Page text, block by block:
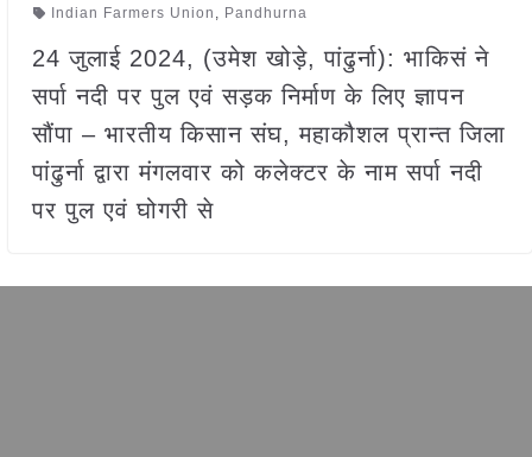
Indian Farmers Union , Pandhurna
24 जुलाई 2024, (उमेश खोड़े, पांढुर्ना): भाकिसं ने
सर्पा नदी पर पुल एवं सड़क निर्माण के लिए ज्ञापन
सौंपा – भारतीय किसान संघ, महाकौशल प्रान्त जिला
पांढुर्ना द्वारा मंगलवार को कलेक्टर के नाम सर्पा नदी
पर पुल एवं घोगरी से